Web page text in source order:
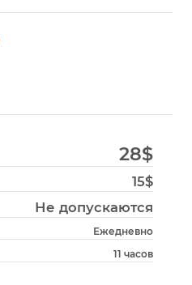
28$
15$
Не допускаются
Ежедневно
11 часов